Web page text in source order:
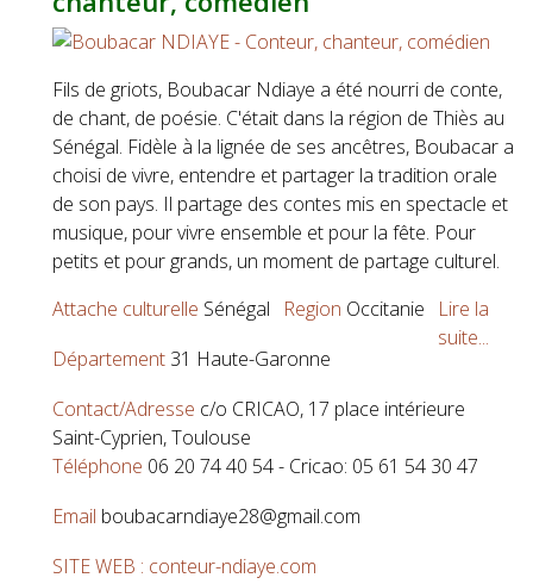
Fils de griots, Boubacar Ndiaye a été nourri de conte,
de chant, de poésie. C'était dans la région de Thiès au
Sénégal. Fidèle à la lignée de ses ancêtres, Boubacar a
choisi de vivre, entendre et partager la tradition orale
de son pays. Il partage des contes mis en spectacle et
musique, pour vivre ensemble et pour la fête. Pour
petits et pour grands, un moment de partage culturel.
Attache culturelle Sénégal Region Occitanie
Département 31 Haute-Garonne
Contact/Adresse c/o CRICAO, 17 place intérieure
Saint-Cyprien, Toulouse
Téléphone 06 20 74 40 54 - Cricao: 05 61 54 30 47
Email boubacarndiaye28@gmail.com
SITE WEB : conteur-ndiaye.com
Lire la
suite...